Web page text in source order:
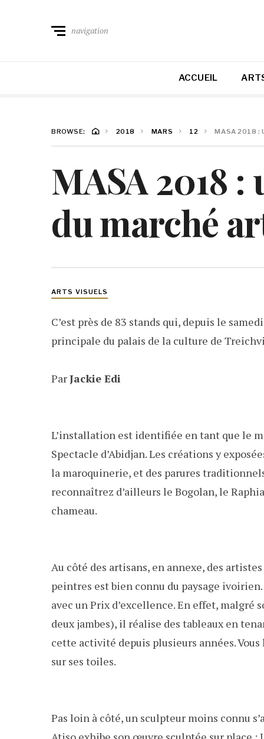
navigation
ACCUEIL
BROWSE: 2018 MARS 12 MASA 2018 :
MASA 2018
du marché
ARTS VISUELS
C’est près de 83 stands qui, depuis le
principale du palais de la culture de
ParJackie Edi
L’installation est identifiée en tant que le
Spectacle d’Abidjan. Les créations y
la maroquinerie, et des parures
reconnaîtrez d’ailleurs le Bogolan, le
chameau.
Au côté des artisans, en annexe, des
peintres est bien connu du paysage
avec un Prix d’excellence. En effet, malgré
deux jambes), il réalise des tableaux en
cette activité depuis plusieurs années.
sur ses toiles.
Pas loin à côté, un sculpteur moins connu